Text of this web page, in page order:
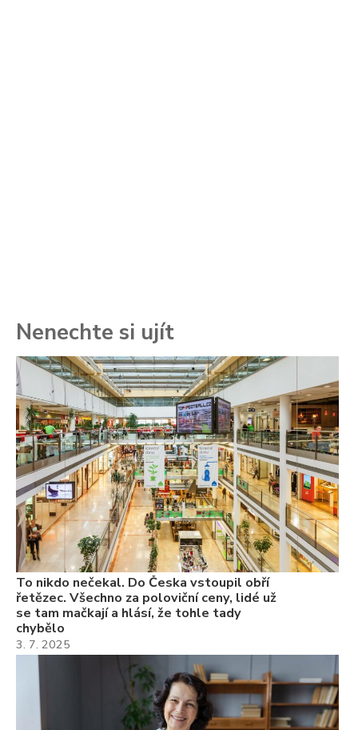
Nenechte si ujít
To nikdo nečekal. Do Česka vstoupil obří
řetězec. Všechno za poloviční ceny, lidé už
se tam mačkají a hlásí, že tohle tady
chybělo
3. 7. 2025